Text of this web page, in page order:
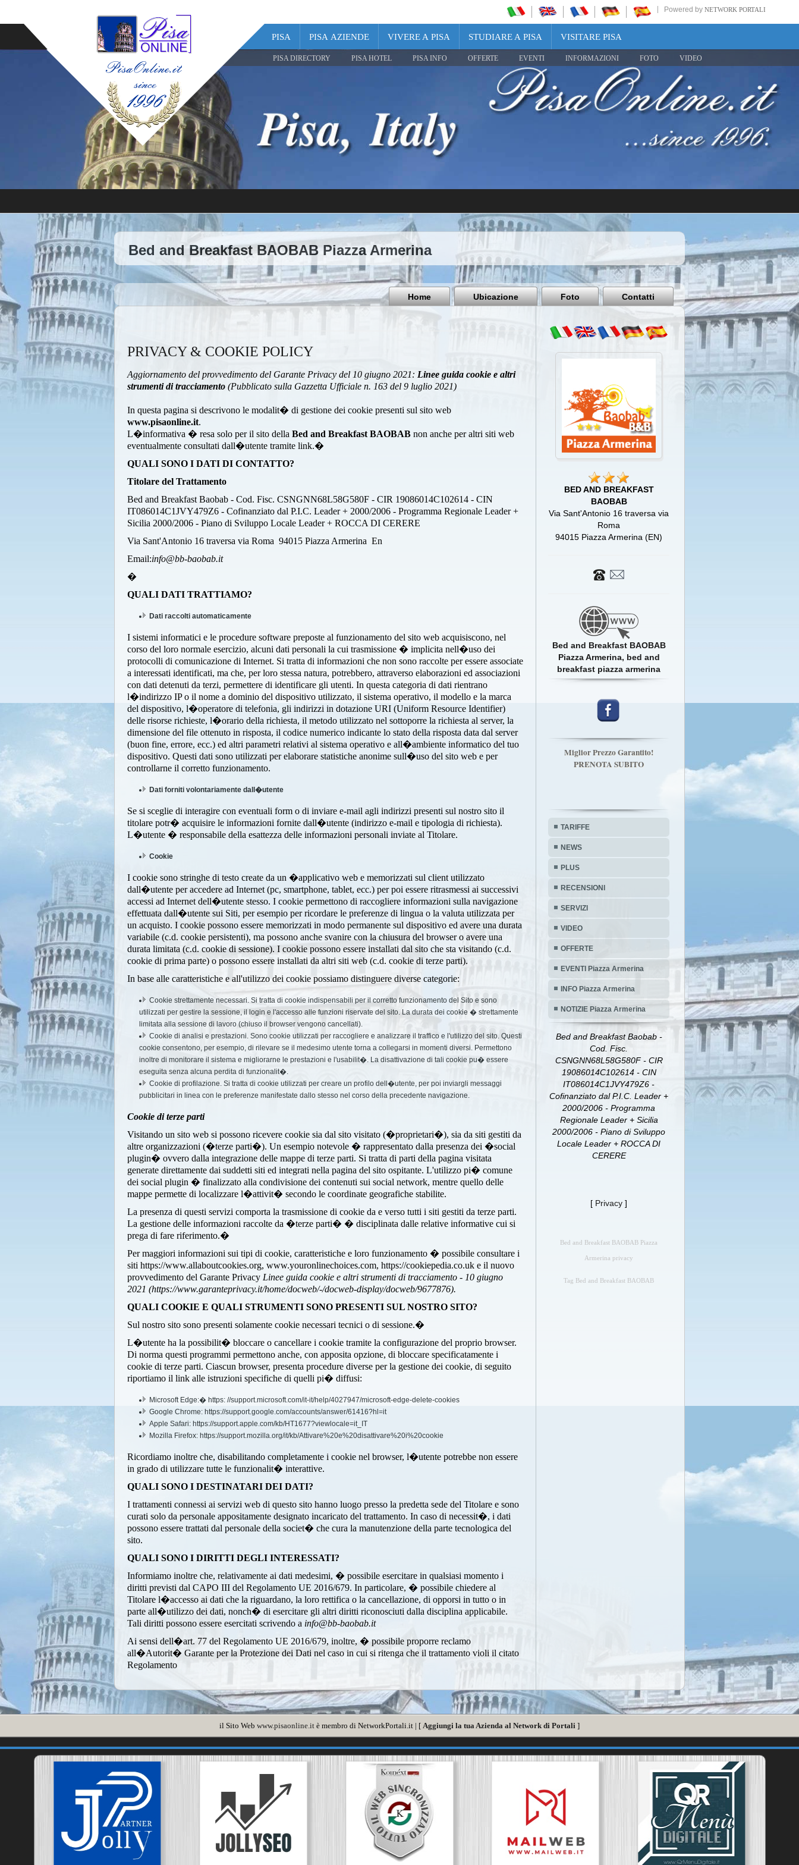
Powered by NETWORK PORTALI
PISA PISA AZIENDE VIVERE A PISA STUDIARE A PISA VISITARE PISA
PISA DIRECTORY PISA HOTEL PISA INFO OFFERTE EVENTI INFORMAZIONI FOTO VIDEO
Share
Pisa
Italy
Bed and Breakfast BAOBAB Piazza Armerina
Home Ubicazione Foto Contatti
PRIVACY & COOKIE POLICY
Aggiornamento del provvedimento del Garante Privacy del 10 giugno 2021: Linee guida cookie e altri
strumenti di tracciamento (Pubblicato sulla Gazzetta Ufficiale n. 163 del 9 luglio 2021)
In questa pagina si descrivono le modalit� di gestione dei cookie presenti sul sito web
www.pisaonline.it.
L�informativa � resa solo per il sito della Bed and Breakfast BAOBAB non anche per altri siti web
eventualmente consultati dall�utente tramite link.�
QUALI SONO I DATI DI CONTATTO?
Titolare del Trattamento
Bed and Breakfast Baobab - Cod. Fisc. CSNGNN68L58G580F - CIR 19086014C102614 - CIN
IT086014C1JVY479Z6 - Cofinanziato dal P.I.C. Leader + 2000/2006 - Programma Regionale Leader +
Sicilia 2000/2006 - Piano di Sviluppo Locale Leader + ROCCA DI CERERE
Via Sant'Antonio 16 traversa via Roma 94015 Piazza Armerina En
Email:info@bb-baobab.it
�
QUALI DATI TRATTIAMO?
Dati raccolti automaticamente
I sistemi informatici e le procedure software preposte al funzionamento del sito web acquisiscono, nel
corso del loro normale esercizio, alcuni dati personali la cui trasmissione � implicita nell�uso dei
protocolli di comunicazione di Internet. Si tratta di informazioni che non sono raccolte per essere associate
a interessati identificati, ma che, per loro stessa natura, potrebbero, attraverso elaborazioni ed associazioni
con dati detenuti da terzi, permettere di identificare gli utenti. In questa categoria di dati rientrano
l�indirizzo IP o il nome a dominio del dispositivo utilizzato, il sistema operativo, il modello e la marca
del dispositivo, l�operatore di telefonia, gli indirizzi in dotazione URI (Uniform Resource Identifier)
delle risorse richieste, l�orario della richiesta, il metodo utilizzato nel sottoporre la richiesta al server, la
dimensione del file ottenuto in risposta, il codice numerico indicante lo stato della risposta data dal server
(buon fine, errore, ecc.) ed altri parametri relativi al sistema operativo e all�ambiente informatico del tuo
dispositivo. Questi dati sono utilizzati per elaborare statistiche anonime sull�uso del sito web e per
controllarne il corretto funzionamento.
Dati forniti volontariamente dall�utente
Se si sceglie di interagire con eventuali form o di inviare e-mail agli indirizzi presenti sul nostro sito il
titolare potr� acquisire le informazioni fornite dall�utente (indirizzo e-mail e tipologia di richiesta).
L�utente � responsabile della esattezza delle informazioni personali inviate al Titolare.
Cookie
I cookie sono stringhe di testo create da un �applicativo web e memorizzati sul client utilizzato
dall�utente per accedere ad Internet (pc, smartphone, tablet, ecc.) per poi essere ritrasmessi ai successivi
accessi ad Internet dell�utente stesso. I cookie permettono di raccogliere informazioni sulla navigazione
effettuata dall�utente sui Siti, per esempio per ricordare le preferenze di lingua o la valuta utilizzata per
un acquisto. I cookie possono essere memorizzati in modo permanente sul dispositivo ed avere una durata
variabile (c.d. cookie persistenti), ma possono anche svanire con la chiusura del browser o avere una
durata limitata (c.d. cookie di sessione). I cookie possono essere installati dal sito che sta visitando (c.d.
cookie di prima parte) o possono essere installati da altri siti web (c.d. cookie di terze parti).
In base alle caratteristiche e all'utilizzo dei cookie possiamo distinguere diverse categorie:
Cookie strettamente necessari. Si tratta di cookie indispensabili per il corretto funzionamento del Sito e sono
utilizzati per gestire la sessione, il login e l'accesso alle funzioni riservate del sito. La durata dei cookie � strettamente
limitata alla sessione di lavoro (chiuso il browser vengono cancellati).
Cookie di analisi e prestazioni. Sono cookie utilizzati per raccogliere e analizzare il traffico e l'utilizzo del sito. Questi
cookie consentono, per esempio, di rilevare se il medesimo utente torna a collegarsi in momenti diversi. Permettono
inoltre di monitorare il sistema e migliorarne le prestazioni e l'usabilit�. La disattivazione di tali cookie pu� essere
eseguita senza alcuna perdita di funzionalit�.
Cookie di profilazione. Si tratta di cookie utilizzati per creare un profilo dell�utente, per poi inviargli messaggi
pubblicitari in linea con le preferenze manifestate dallo stesso nel corso della precedente navigazione.
Cookie di terze parti
Visitando un sito web si possono ricevere cookie sia dal sito visitato (�proprietari�), sia da siti gestiti da
altre organizzazioni (�terze parti�). Un esempio notevole � rappresentato dalla presenza dei �social
plugin� ovvero dalla integrazione delle mappe di terze parti. Si tratta di parti della pagina visitata
generate direttamente dai suddetti siti ed integrati nella pagina del sito ospitante. L'utilizzo pi� comune
dei social plugin � finalizzato alla condivisione dei contenuti sui social network, mentre quello delle
mappe permette di localizzare l�attivit� secondo le coordinate geografiche stabilite.
La presenza di questi servizi comporta la trasmissione di cookie da e verso tutti i siti gestiti da terze parti.
La gestione delle informazioni raccolte da �terze parti� � disciplinata dalle relative informative cui si
prega di fare riferimento.�
Per maggiori informazioni sui tipi di cookie, caratteristiche e loro funzionamento � possibile consultare i
siti https://www.allaboutcookies.org, www.youronlinechoices.com, https://cookiepedia.co.uk e il nuovo
provvedimento del Garante Privacy Linee guida cookie e altri strumenti di tracciamento - 10 giugno
2021 (https://www.garanteprivacy.it/home/docweb/-/docweb-display/docweb/9677876).
QUALI COOKIE E QUALI STRUMENTI SONO PRESENTI SUL NOSTRO SITO?
Sul nostro sito sono presenti solamente cookie necessari tecnici o di sessione.�
L�utente ha la possibilit� bloccare o cancellare i cookie tramite la configurazione del proprio browser.
Di norma questi programmi permettono anche, con apposita opzione, di bloccare specificatamente i
cookie di terze parti. Ciascun browser, presenta procedure diverse per la gestione dei cookie, di seguito
riportiamo il link alle istruzioni specifiche di quelli pi� diffusi:
Microsoft Edge:� https: //support.microsoft.com/it-it/help/4027947/microsoft-edge-delete-cookies
Google Chrome: https://support.google.com/accounts/answer/61416?hl=it
Apple Safari: https://support.apple.com/kb/HT1677?viewlocale=it_IT
Mozilla Firefox: https://support.mozilla.org/it/kb/Attivare%20e%20disattivare%20i%20cookie
Ricordiamo inoltre che, disabilitando completamente i cookie nel browser, l�utente potrebbe non essere
in grado di utilizzare tutte le funzionalit� interattive.
QUALI SONO I DESTINATARI DEI DATI?
I trattamenti connessi ai servizi web di questo sito hanno luogo presso la predetta sede del Titolare e sono
curati solo da personale appositamente designato incaricato del trattamento. In caso di necessit�, i dati
possono essere trattati dal personale della societ� che cura la manutenzione della parte tecnologica del
sito.
QUALI SONO I DIRITTI DEGLI INTERESSATI?
Informiamo inoltre che, relativamente ai dati medesimi, � possibile esercitare in qualsiasi momento i
diritti previsti dal CAPO III del Regolamento UE 2016/679. In particolare, � possibile chiedere al
Titolare l�accesso ai dati che la riguardano, la loro rettifica o la cancellazione, di opporsi in tutto o in
parte all�utilizzo dei dati, nonch� di esercitare gli altri diritti riconosciuti dalla disciplina applicabile.
Tali diritti possono essere esercitati scrivendo a info@bb-baobab.it
Ai sensi dell�art. 77 del Regolamento UE 2016/679, inoltre, � possibile proporre reclamo
all�Autorit� Garante per la Protezione dei Dati nel caso in cui si ritenga che il trattamento violi il citato
Regolamento
BED AND BREAKFAST
BAOBAB
Via Sant'Antonio 16 traversa via
Roma
94015 Piazza Armerina (EN)
Bed and Breakfast BAOBAB
Piazza Armerina, bed and
breakfast piazza armerina
Miglior Prezzo Garantito!
PRENOTA SUBITO
TARIFFE
NEWS
PLUS
RECENSIONI
SERVIZI
VIDEO
OFFERTE
EVENTI Piazza Armerina
INFO Piazza Armerina
NOTIZIE Piazza Armerina
Bed and Breakfast Baobab -
Cod. Fisc.
CSNGNN68L58G580F - CIR
19086014C102614 - CIN
IT086014C1JVY479Z6 -
Cofinanziato dal P.I.C. Leader +
2000/2006 - Programma
Regionale Leader + Sicilia
2000/2006 - Piano di Sviluppo
Locale Leader + ROCCA DI
CERERE
[ Privacy ]
Bed and Breakfast BAOBAB Piazza
Armerina privacy
Tag Bed and Breakfast BAOBAB
il Sito Web www.pisaonline.it è membro di NetworkPortali.it | [ Aggiungi la tua Azienda al Network di Portali ]